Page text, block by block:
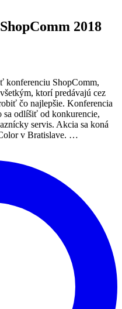
2018
konferenciu ShopComm,
ktorí predávajú cez
čo najlepšie. Konferencia
sa odlíšiť od konkurencie,
servis. Akcia sa koná
v Bratislave. …